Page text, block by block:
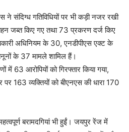
ने संदिग्ध गतिविधियों पर भी कड़ी नजर रखी
जब्त किए गए तथा 73 प्रकरण दर्ज किए
अधिनियम के 30, एनडीपीएस एक्ट के
के 37 मामले शामिल हैं।
में 63 आरोपियों को गिरफ्तार किया गया,
पर 163 व्यक्तियों को बीएनएस की धारा 170
बरामदगियां भी हुईं। जयपुर रेंज में